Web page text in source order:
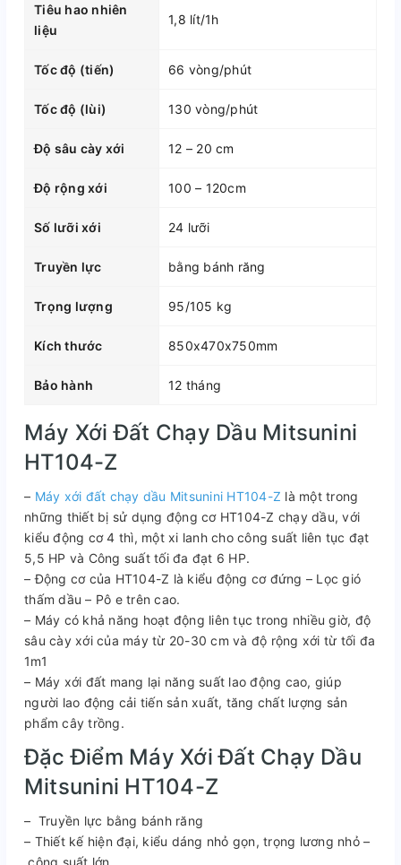
Tiêu hao nhiên
liệu
1,8 lít/1h
Tốc độ (tiến) 66 vòng/phút
Tốc độ (lùi) 130 vòng/phút
Độ sâu cày xới 12 – 20 cm
Độ rộng xới 100 – 120cm
Số lưỡi xới 24 lưỡi
Truyền lực bằng bánh răng
Trọng lượng 95/105 kg
Kích thước 850x470x750mm
Bảo hành 12 tháng
Máy Xới Đất Chạy Dầu Mitsunini
HT104-Z
– Máy xới đất chạy dầu Mitsunini HT104-Z là một trong
những thiết bị sử dụng động cơ HT104-Z chạy dầu, với
kiểu động cơ 4 thì, một xi lanh cho công suất liên tục đạt
5,5 HP và Công suất tối đa đạt 6 HP.
– Động cơ của HT104-Z là kiểu động cơ đứng – Lọc gió
thấm dầu – Pô e trên cao.
– Máy có khả năng hoạt động liên tục trong nhiều giờ, độ
sâu cày xới của máy từ 20-30 cm và độ rộng xới từ tối đa
1m1
– Máy xới đất mang lại năng suất lao động cao, giúp
người lao động cải tiến sản xuất, tăng chất lượng sản
phẩm cây trồng.
Đặc Điểm Máy Xới Đất Chạy Dầu
Mitsunini HT104-Z
– Truyền lực bằng bánh răng
– Thiết kế hiện đại, kiểu dáng nhỏ gọn, trọng lương nhỏ –
công suất lớn.